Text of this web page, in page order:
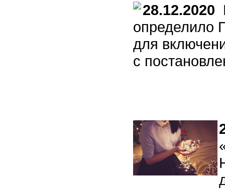
28.12.2020
определило
для
с